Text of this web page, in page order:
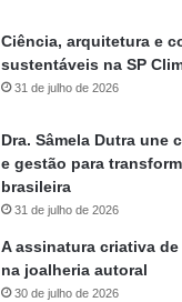
Ciência, arquitetura e
sustentáveis na SP
31 de julho de 2026
Dra. Sâmela Dutra une
e gestão para
brasileira
31 de julho de 2026
A assinatura criativa de
na joalheria autoral
30 de julho de 2026